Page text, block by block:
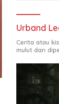
Urband
Cerita atau
mulut dan